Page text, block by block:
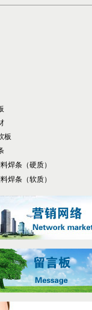
板
焊条（硬质）
焊条（软质）